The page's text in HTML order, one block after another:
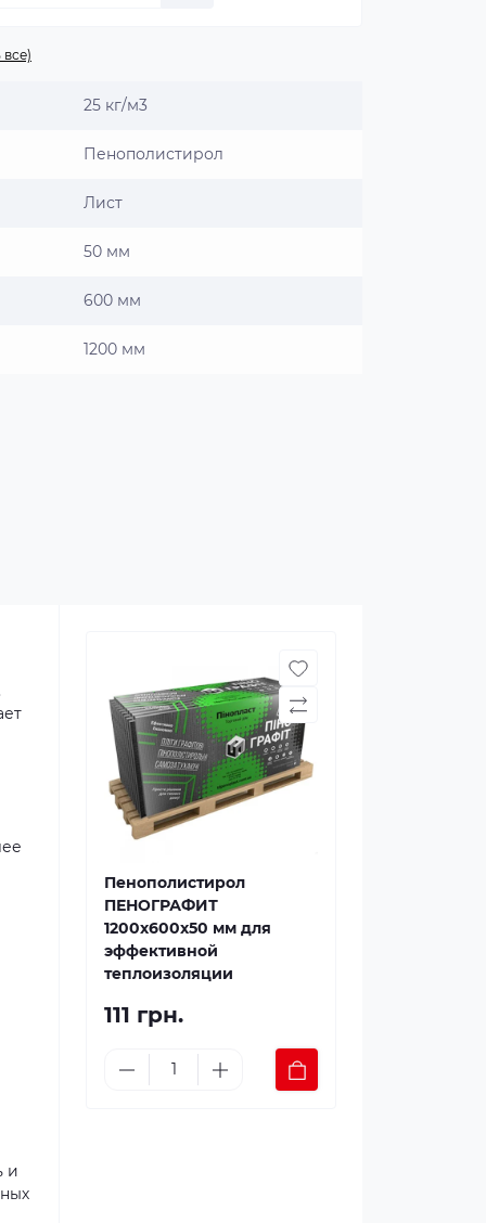
25 кг/м3
Пенополистирол
Лист
50 мм
600 мм
1200 мм
и
Пенополистирол
ПЕНОГРАФИТ
1200x600x50 мм для
эффективной
теплоизоляции
111 грн.